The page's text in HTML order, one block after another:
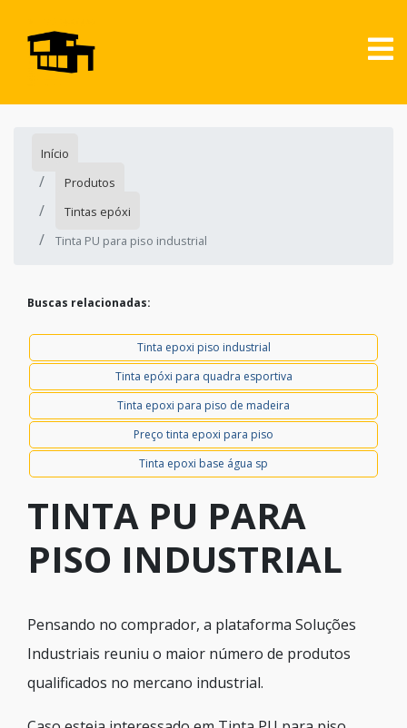
Início
Produtos
Tintas epóxi
Tinta PU para piso industrial
Buscas relacionadas:
Tinta epoxi piso industrial
Tinta epóxi para quadra esportiva
Tinta epoxi para piso de madeira
Preço tinta epoxi para piso
Tinta epoxi base água sp
TINTA PU PARA
PISO INDUSTRIAL
Pensando no comprador, a plataforma Soluções
Industriais reuniu o maior número de produtos
qualificados no mercano industrial.